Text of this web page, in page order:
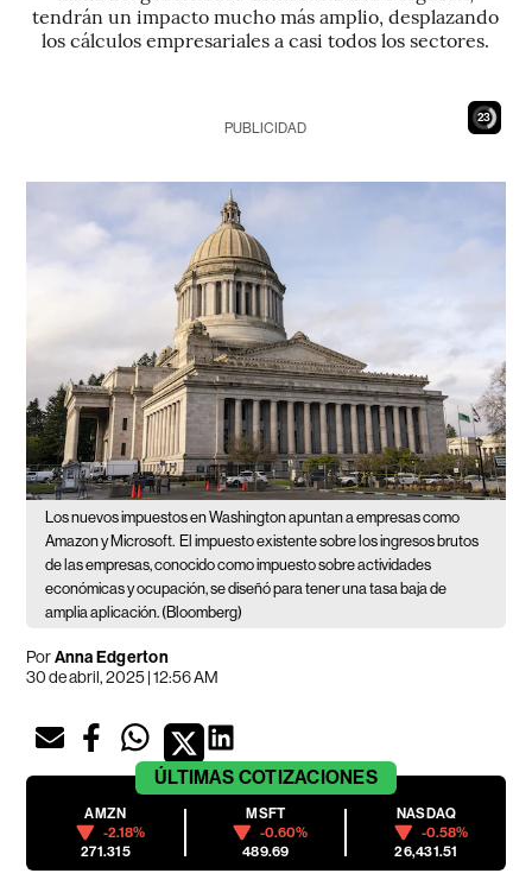
tendrán un impacto mucho más amplio, desplazando
los cálculos empresariales a casi todos los sectores.
21
PUBLICIDAD
Los nuevos impuestos en Washington apuntan a empresas como
Amazon y Microsoft. El impuesto existente sobre los ingresos brutos
de las empresas, conocido como impuesto sobre actividades
económicas y ocupación, se diseñó para tener una tasa baja de
amplia aplicación. (Bloomberg)
PorAnna Edgerton
30 de abril, 2025 | 12:56 AM
ÚLTIMAS COTIZACIONES
AMZN
-2.18%
271.315
MSFT
-0.60%
489.69
NASDAQ
-0.58%
26,431.51